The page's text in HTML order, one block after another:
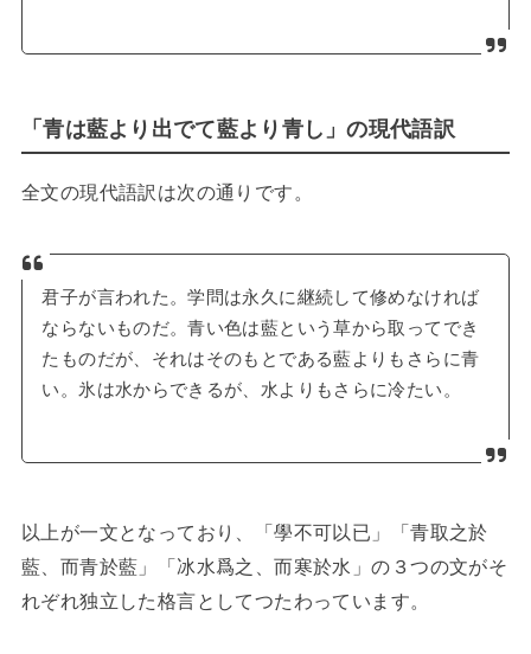
「青は藍より出でて藍より青し」の現代語訳
全文の現代語訳は次の通りです。
君子が言われた。学問は永久に継続して修めなければ
ならないものだ。青い色は藍という草から取ってでき
たものだが、それはそのもとである藍よりもさらに青
い。氷は水からできるが、水よりもさらに冷たい。
以上が一文となっており、「學不可以已」「青取之於
藍、而青於藍」「冰水爲之、而寒於水」の３つの文がそ
れぞれ独立した格言としてつたわっています。